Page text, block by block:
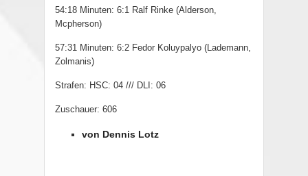
54:18 Minuten: 6:1 Ralf Rinke (Alderson,
Mcpherson)
57:31 Minuten: 6:2 Fedor Koluypalyo (Lademann,
Zolmanis)
Strafen: HSC: 04 /// DLI: 06
Zuschauer: 606
von Dennis Lotz